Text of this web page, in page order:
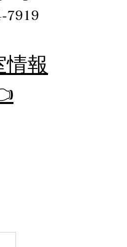
7919
情報